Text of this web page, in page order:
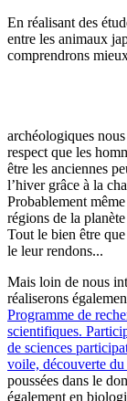
En réalisant des
entre les animaux
comprendrons
archéologiques
respect que les
être les anciennes
l’hiver grâce à la
Probablement
régions de la
Tout le bien être
le leur rendons...
Mais loin de nous
réaliserons
Programme de
scientifiques.
de sciences
voile, découverte
poussées dans le
également en